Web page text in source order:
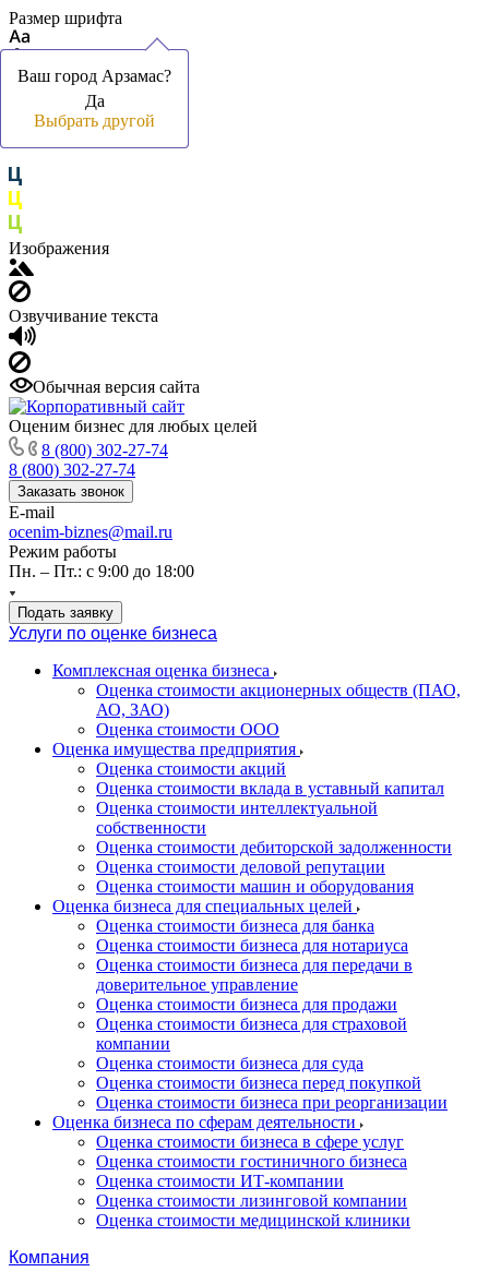
Размер шрифта
Цвет фона и шрифта
Изображения
Озвучивание текста
Обычная версия сайта
Оценим бизнес для любых целей
8 (800) 302-27-74
8 (800) 302-27-74
Заказать звонок
E-mail
ocenim-biznes@mail.ru
Режим работы
Пн. – Пт.: с 9:00 до 18:00
Подать заявку
Услуги по оценке бизнеса
Комплексная оценка бизнеса
Оценка стоимости акционерных обществ (ПАО,
АО, ЗАО)
Оценка стоимости ООО
Оценка имущества предприятия
Оценка стоимости акций
Оценка стоимости вклада в уставный капитал
Оценка стоимости интеллектуальной
собственности
Оценка стоимости дебиторской задолженности
Оценка стоимости деловой репутации
Оценка стоимости машин и оборудования
Оценка бизнеса для специальных целей
Оценка стоимости бизнеса для банка
Оценка стоимости бизнеса для нотариуса
Оценка стоимости бизнеса для передачи в
доверительное управление
Оценка стоимости бизнеса для продажи
Оценка стоимости бизнеса для страховой
компании
Оценка стоимости бизнеса для суда
Оценка стоимости бизнеса перед покупкой
Оценка стоимости бизнеса при реорганизации
Оценка бизнеса по сферам деятельности
Оценка стоимости бизнеса в сфере услуг
Оценка стоимости гостиничного бизнеса
Оценка стоимости ИТ-компании
Оценка стоимости лизинговой компании
Оценка стоимости медицинской клиники
Компания
Ваш город Арзамас?
Да
Выбрать другой
Ваш город Арзамас?
Да
Выбрать другой
Ваш город Арзамас?
Да
Выбрать другой